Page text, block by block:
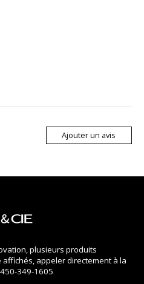
Ajouter un avis
plusieurs produits
appeler directement à la
349-1605